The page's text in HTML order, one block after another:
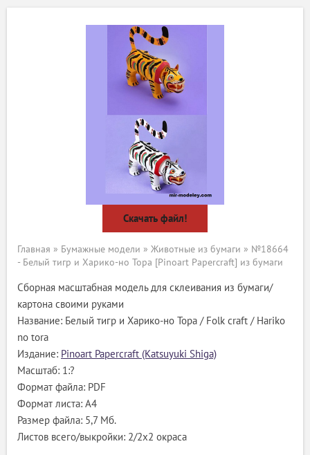
Скачать файл!
Главная » Бумажные модели » Животные из бумаги » №18664
- Белый тигр и Харико-но Тора [Pinoart Papercraft] из бумаги
Сборная масштабная модель для склеивания из бумаги/
картона своими руками
Название: Белый тигр и Харико-но Тора / Folk craft / Hariko
no tora
Издание: Pinoart Papercraft (Katsuyuki Shiga)
Масштаб: 1:?
Формат файла: PDF
Формат листа: А4
Размер файла: 5,7 Мб.
Листов всего/выкройки: 2/2х2 окраса